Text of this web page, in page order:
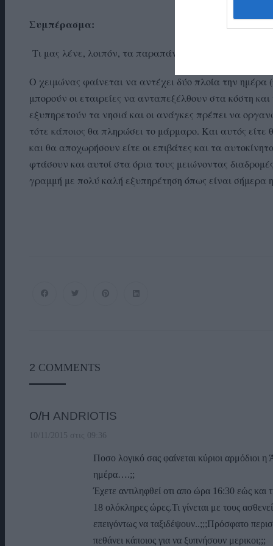
Συμπέρασμα:
Τι μας λένε, λοιπόν, τα παραπάνω ενδεικτικά στοιχεία;
Ο χειμώνας φαίνεται να αντέχει δύο πλοία την
μπορούν οι εταιρείες να ανταπεξέλθουν στα κόστη
εξυπηρετούν τα νησιά και οι ανάγκες πρέπει να
τότε κάποιος θα πληρώσει το μάρμαρο. Και αυτός είτε
και θα αποχωρήσουν είτε οι επιβάτες και τα
φτάσουν και αυτοί στα όρια τους μειώνοντας
γραμμή με πολύ καλή εξυπηρέτηση όπως είναι σήμερα
2 COMMENTS
Ο/Η ANDRIOTIS
10/11/2015 στις 09:36
Ποσο λογικό σας φαίνεται κύριοι αρμόδιοι
ημέρα….;;
Έχετε αντιληφθεί οτι απο ώρα 16:30 εώς και
18 ολόκληρες ώρες.Τι γίνεται με τους
επειγόντως να ταξιδέψουν..;;;Πρόσφατο
πεθάνει κάποιος για να ξυπνήσουν μερικοι;;;